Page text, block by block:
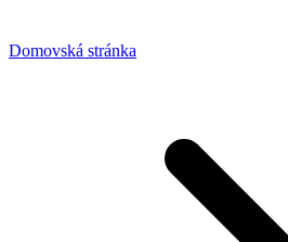
Domovská stránka